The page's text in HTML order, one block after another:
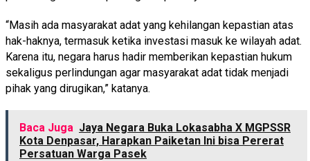
“Masih ada masyarakat adat yang kehilangan kepastian atas
hak-haknya, termasuk ketika investasi masuk ke wilayah adat.
Karena itu, negara harus hadir memberikan kepastian hukum
sekaligus perlindungan agar masyarakat adat tidak menjadi
pihak yang dirugikan,” katanya.
Baca Juga Jaya Negara Buka Lokasabha X MGPSSR
Kota Denpasar, Harapkan Paiketan Ini bisa Pererat
Persatuan Warga Pasek